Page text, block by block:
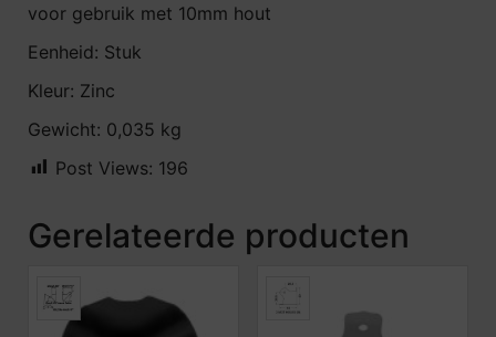
voor gebruik met 10mm hout
Eenheid: Stuk
Kleur: Zinc
Gewicht: 0,035 kg
Post Views: 196
Gerelateerde producten